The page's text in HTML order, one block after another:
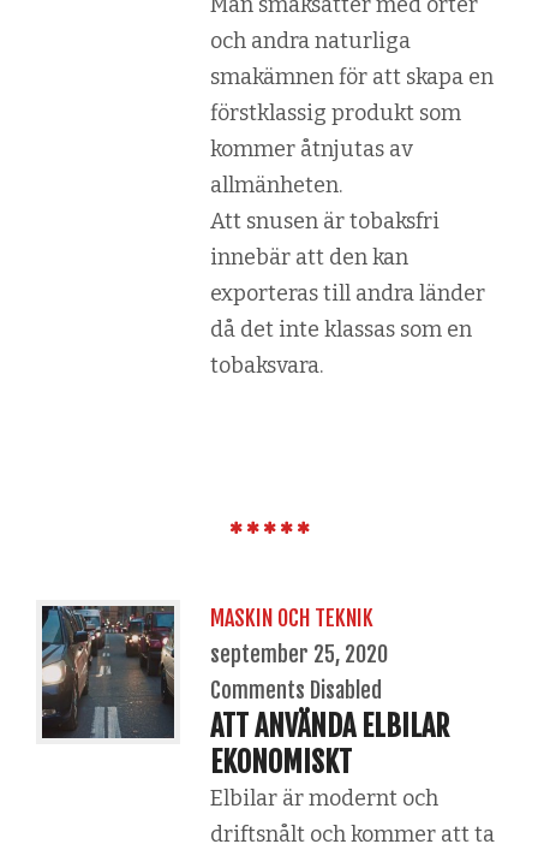
och andra naturliga
smakämnen för att skapa en
förstklassig produkt som
kommer åtnjutas av
allmänheten.
Att snusen är tobaksfri
innebär att den kan
exporteras till andra länder
då det inte klassas som en
tobaksvara.
MASKIN OCH TEKNIK
september 25, 2020
Comments Disabled
ATT ANVÄNDA ELBILAR
EKONOMISKT
Elbilar är modernt och
driftsnålt och kommer att ta